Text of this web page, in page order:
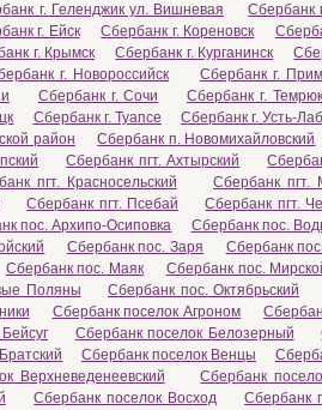
г. Геленджик ул. Вишневая
Сбербанк
г. Ейск Сбербанк г. Кореновск
г. Крымск Сбербанк г. Курганинск
г. Новороссийск
Сбербанк г.
Сбербанк г. Сочи
Сбербанк г. Темрюк
Сбербанк г. Туапсе
Сбербанк г. Усть-
район
Сбербанк п. Новомихайловский
Сбербанк пгт. Ахтырский
пгт. Красносельский
Сбербанк пгт.
Сбербанк пгт. Псебай
Сбербанк пгт.
пос. Архипо-Осиповка
Сбербанк пос.
Сбербанк пос. Заря
Сбербанк
Сбербанк пос. Маяк
Сбербанк пос.
Поляны
Сбербанк пос. Октябрьский
Сбербанк поселок Агроном
Сбербанк поселок Белозерный
Сбербанк поселок Венцы
Верхневеденеевский
Сбербанк
Сбербанк поселок Восход
Сбербанк